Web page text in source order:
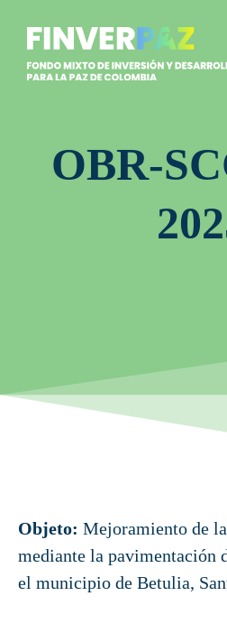
OBR-
Objeto: Mejoramiento de
mediante la pavimentación
el municipio de Betulia,